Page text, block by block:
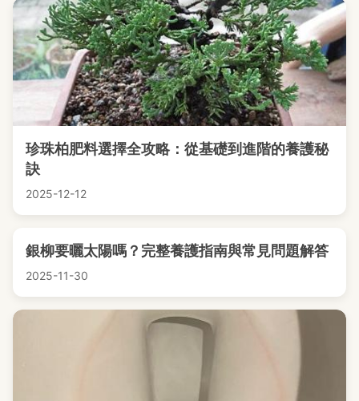
珍珠柏肥料選擇全攻略：從基礎到進階的養護秘
訣
2025-12-12
銀柳要曬太陽嗎？完整養護指南與常見問題解答
2025-11-30